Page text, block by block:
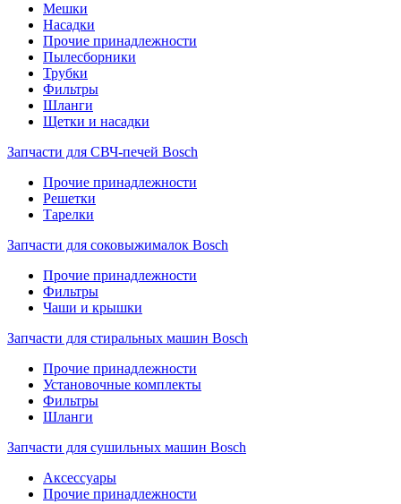
Мешки
Насадки
Прочие принадлежности
Пылесборники
Трубки
Фильтры
Шланги
Щетки и насадки
Запчасти для СВЧ-печей Bosch
Прочие принадлежности
Решетки
Тарелки
Запчасти для соковыжималок Bosch
Прочие принадлежности
Фильтры
Чаши и крышки
Запчасти для стиральных машин Bosch
Прочие принадлежности
Установочные комплекты
Фильтры
Шланги
Запчасти для сушильных машин Bosch
Аксессуары
Прочие принадлежности